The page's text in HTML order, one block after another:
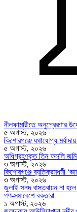
নীলফামারীতে অনুপ্রেরণার
৫ অগাস্ট, ২০২৬
কিশোরগঞ্জে যথাযোগ্য
৫ অগাস্ট, ২০২৬
অধিগ্রহণকৃত তিন ফসলি
৩ অগাস্ট, ২০২৬
কিশোরগঞ্জে ব্যতিক্রমধর্মী
৩ অগাস্ট, ২০২৬
জুলাই সনদ বাস্তবায়ন না
গণ-সমাবেশে বক্তারা
১ অগাস্ট, ২০২৬